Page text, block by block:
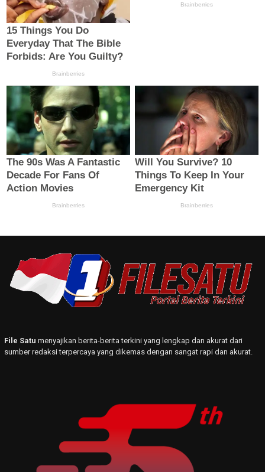
File Satu menyajikan berita-berita terkini yang lengkap dan akurat dari
sumber redaksi terpercaya yang dikemas dengan sangat rapi dan akurat.